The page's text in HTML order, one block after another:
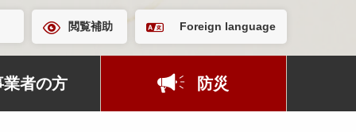
閲覧補助 Foreign language
業者の方 防災